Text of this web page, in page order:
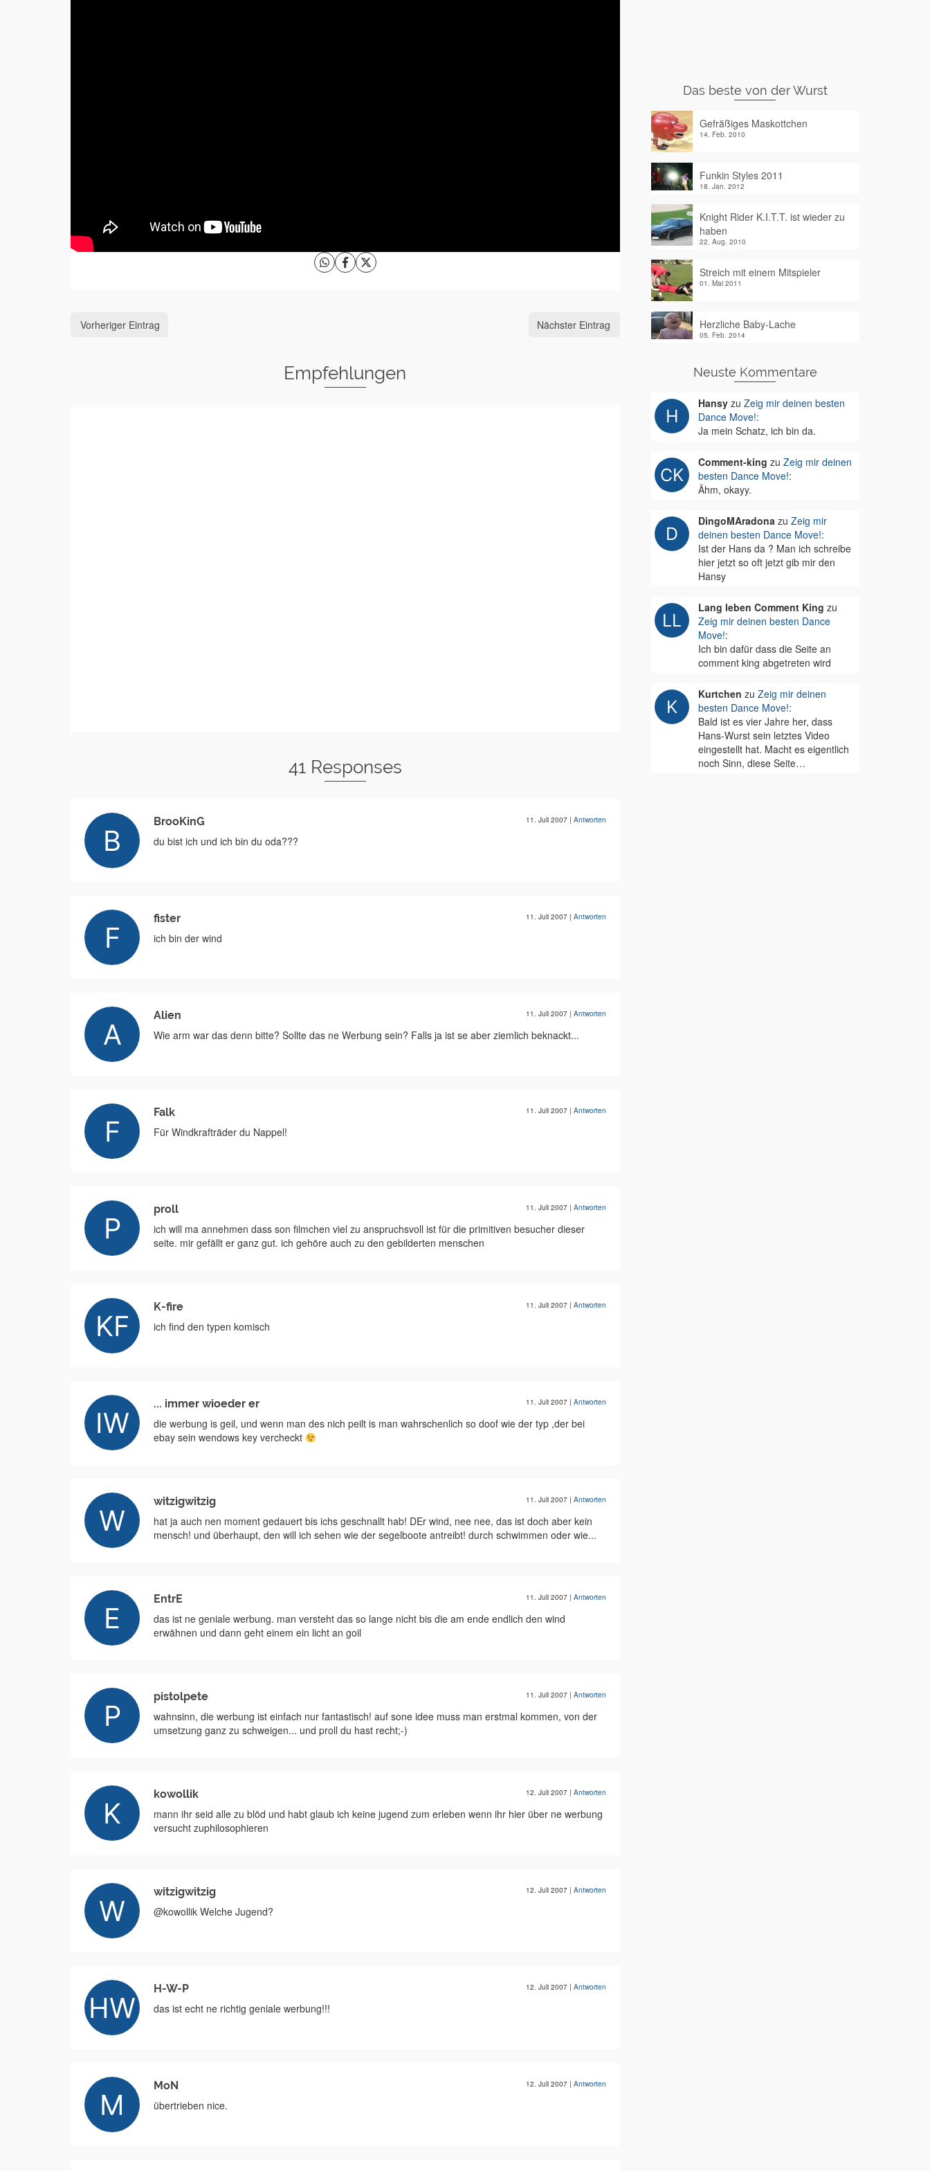
Vorheriger Eintrag Nächster Eintrag
Empfehlungen
41 Responses
BrooKinG 11. Juli 2007 | Antworten
du bist ich und ich bin du oda???
fister 11. Juli 2007 | Antworten
ich bin der wind
Alien 11. Juli 2007 | Antworten
Wie arm war das denn bitte? Sollte das ne Werbung sein? Falls ja ist se aber ziemlich beknackt...
Falk 11. Juli 2007 | Antworten
Für Windkrafträder du Nappel!
proll 11. Juli 2007 | Antworten
ich will ma annehmen dass son filmchen viel zu anspruchsvoll ist für die primitiven besucher dieser
seite. mir gefällt er ganz gut. ich gehöre auch zu den gebilderten menschen
K-fire 11. Juli 2007 | Antworten
ich find den typen komisch
... immer wioeder er 11. Juli 2007 | Antworten
die werbung is geil, und wenn man des nich peilt is man wahrschenlich so doof wie der typ ,der bei
ebay sein wendows key vercheckt
witzigwitzig 11. Juli 2007 | Antworten
hat ja auch nen moment gedauert bis ichs geschnallt hab! DEr wind, nee nee, das ist doch aber kein
mensch! und überhaupt, den will ich sehen wie der segelboote antreibt! durch schwimmen oder wie...
EntrE 11. Juli 2007 | Antworten
das ist ne geniale werbung. man versteht das so lange nicht bis die am ende endlich den wind
erwähnen und dann geht einem ein licht an goil
pistolpete 11. Juli 2007 | Antworten
wahnsinn, die werbung ist einfach nur fantastisch! auf sone idee muss man erstmal kommen, von der
umsetzung ganz zu schweigen... und proll du hast recht;-)
kowollik 12. Juli 2007 | Antworten
mann ihr seid alle zu blöd und habt glaub ich keine jugend zum erleben wenn ihr hier über ne werbung
versucht zuphilosophieren
witzigwitzig 12. Juli 2007 | Antworten
@kowollik Welche Jugend?
H-W-P 12. Juli 2007 | Antworten
das ist echt ne richtig geniale werbung!!!
MoN 12. Juli 2007 | Antworten
übertrieben nice.
Das beste von der Wurst
Gefräßiges Maskottchen
14. Feb. 2010
Funkin Styles 2011
18. Jan. 2012
Knight Rider K.I.T.T. ist wieder zu
haben
22. Aug. 2010
Streich mit einem Mitspieler
01. Mai 2011
Herzliche Baby-Lache
05. Feb. 2014
Neuste Kommentare
Hansyzu Zeig mir deinen besten
Dance Move!:
Ja mein Schatz, ich bin da.
Comment-king zu Zeig mir deinen
besten Dance Move!:
Ähm, okayy.
DingoMAradonazu Zeig mir
deinen besten Dance Move!:
Ist der Hans da ? Man ich schreibe
hier jetzt so oft jetzt gib mir den
Hansy
Lang leben Comment King zu
Zeig mir deinen besten Dance
Move!:
Ich bin dafür dass die Seite an
comment king abgetreten wird
Kurtchen zu Zeig mir deinen
besten Dance Move!:
Bald ist es vier Jahre her, dass
Hans-Wurst sein letztes Video
eingestellt hat. Macht es eigentlich
noch Sinn, diese Seite…